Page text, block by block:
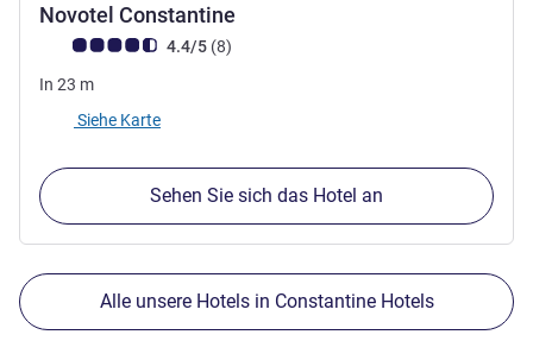
Novotel Constantine
Note Kundenmeinungen (Bewertung ALL)
4.4/5 (8Bewertungen
)
In 23 m
Siehe Karte
Sehen Sie sich das Hotel an
Alle unsere Hotels in Constantine Hotels